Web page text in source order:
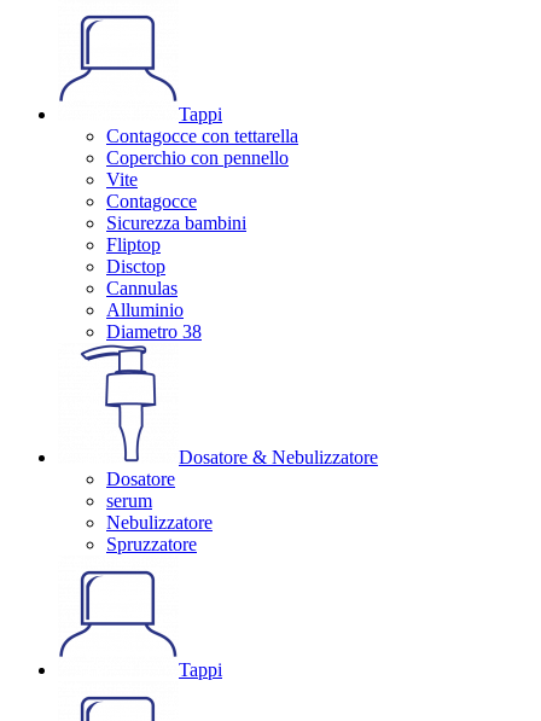
Tappi
Contagocce con tettarella
Coperchio con pennello
Vite
Contagocce
Sicurezza bambini
Fliptop
Disctop
Cannulas
Alluminio
Diametro 38
Dosatore & Nebulizzatore
Dosatore
serum
Nebulizzatore
Spruzzatore
Tappi